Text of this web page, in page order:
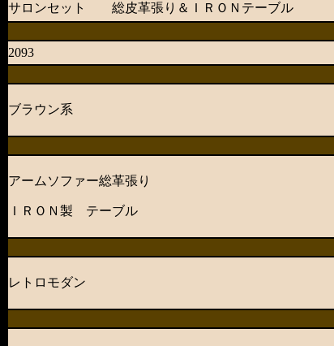
サロンセット 総皮革張り＆ＩＲＯＮテーブル
2093
ブラウン系
アームソファー総革張り
ＩＲＯＮ製 テーブル
レトロモダン